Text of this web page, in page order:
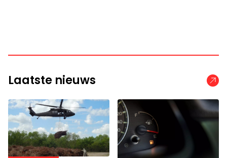
Laatste nieuws